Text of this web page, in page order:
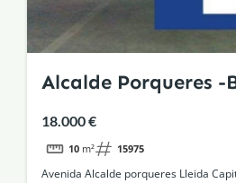
Alcalde Porqueres
18.000 €
10 m² 15975
Avenida Alcalde porqueres Lleida